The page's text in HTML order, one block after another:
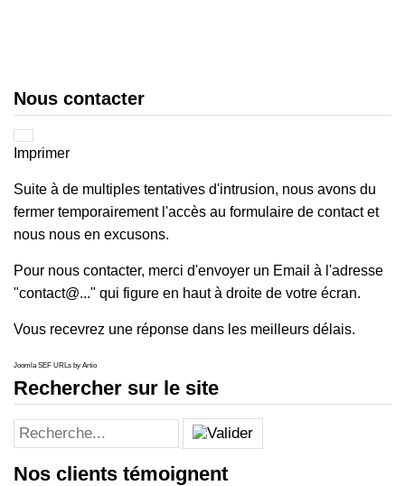
Nous contacter
Imprimer
Suite à de multiples tentatives d'intrusion, nous avons du
fermer temporairement l'accès au formulaire de contact et
nous nous en excusons.
Pour nous contacter, merci d'envoyer un Email à l'adresse
"contact@..." qui figure en haut à droite de votre écran.
Vous recevrez une réponse dans les meilleurs délais.
Joomla SEF URLs by Artio
Rechercher sur le site
Nos clients témoignent